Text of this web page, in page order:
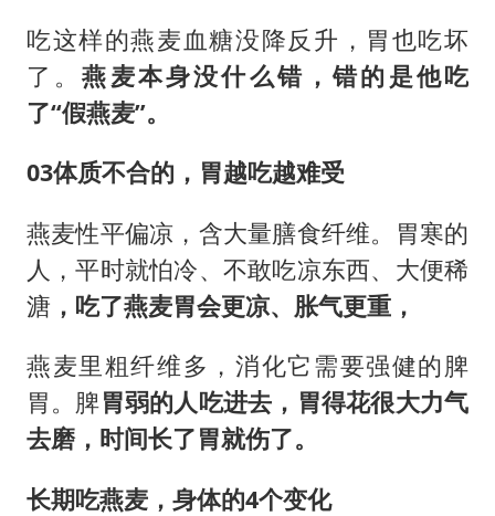
吃这样的燕麦血糖没降反升，胃也吃坏
了。燕麦本身没什么错，错的是他吃
了“假燕麦”。
03体质不合的，胃越吃越难受
燕麦性平偏凉，含大量膳食纤维。胃寒的
人，平时就怕冷、不敢吃凉东西、大便稀
溏 ，吃了燕麦胃会更凉、胀气更重，
燕麦里粗纤维多，消化它需要强健的脾
胃。脾胃弱的人吃进去，胃得花很大力气
去磨，时间长了胃就伤了。
长期吃燕麦，身体的4个变化